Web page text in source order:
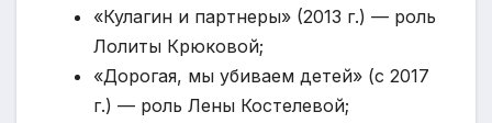
«Кулагин и партнеры» (2013 г.) — роль
Лолиты Крюковой;
«Дорогая, мы убиваем детей» (с 2017
г.) — роль Лены Костелевой;